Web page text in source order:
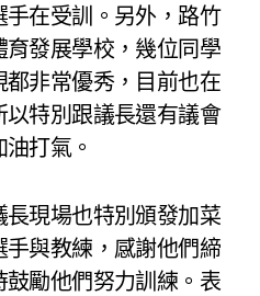
在受訓。另外，路竹
發展學校，幾位同學
非常優秀，目前也在
特別跟議長還有議會
打氣。
現場也特別頒發加菜
與教練，感謝他們締
勵他們努力訓練。表